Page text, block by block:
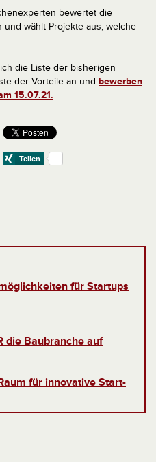
bewertet die
wählt Projekte aus, welche
die Liste der bisherigen
der Vorteile an und bewerben
15.07.21.
für Startups
die Baubranche auf
für innovative Start-